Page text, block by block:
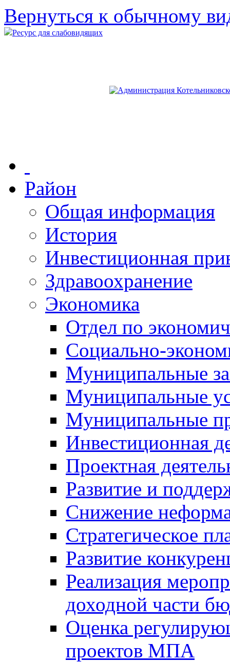
Вернуться к обычному
Ресурс для слабовидящих
Район
Общая информация
История
Инвестиционная
Здравоохранение
Экономика
Отдел по
Социально-
Муниципальные
Муниципальные
Муниципальные
Инвестиционная
Проектная
Развитие и
Снижение
Стратегическое
Развитие
Реализация
доходной части
Оценка
проектов МПА